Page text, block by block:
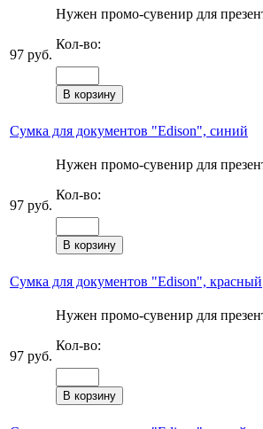
97 руб.
Нужен промо-сувенир для
Кол-во:
Сумка для документов "Edison", синий
97 руб.
Нужен промо-сувенир для
Кол-во:
Сумка для документов "Edison", красный
97 руб.
Нужен промо-сувенир для
Кол-во: